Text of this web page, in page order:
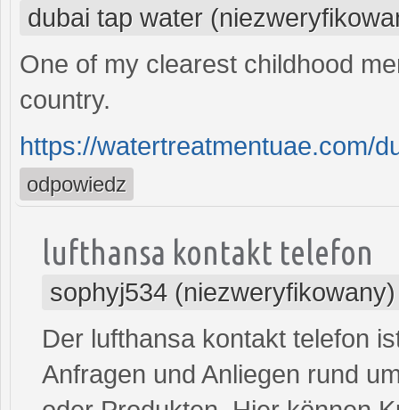
dubai tap water
One of my clearest childhood
country.
https://watertreatmentuae.com/
odpowiedz
lufthansa kontakt telefon
sophyj534 (niezweryfikowany)
Der lufthansa kontakt telefon
Anfragen und Anliegen rund